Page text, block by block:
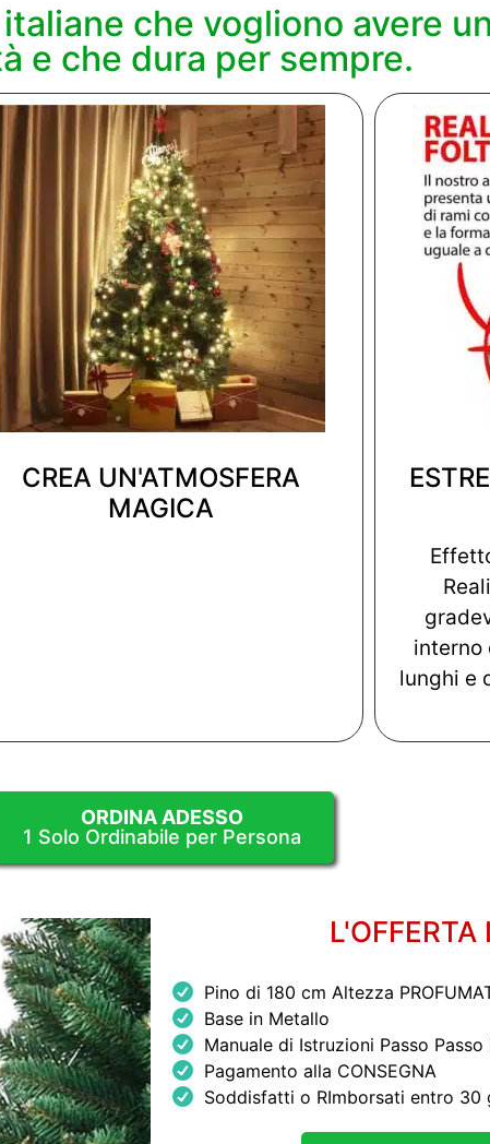
che vogliono avere
e che dura per sempre.
CREA UN'ATMOSFERA
MAGICA
interno
lunghi e
ORDINA ADESSO
1 Solo Ordinabile per Persona
L'OFFERTA
Pino di 180 cm Altezza
Base in Metallo
Manuale di Istruzioni Passo Passo
Pagamento alla CONSEGNA
Soddisfatti o RImborsati entro 30